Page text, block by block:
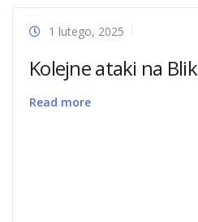
1 lutego, 2025
Kolejne ataki na Blik
Read more